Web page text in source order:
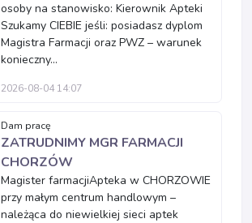
osoby na stanowisko: Kierownik Apteki
Szukamy CIEBIE jeśli: posiadasz dyplom
Magistra Farmacji oraz PWZ – warunek
konieczny...
2026-08-04 14:07
Dam pracę
ZATRUDNIMY MGR FARMACJI
CHORZÓW
Magister farmacjiApteka w CHORZOWIE
przy małym centrum handlowym –
należąca do niewielkiej sieci aptek